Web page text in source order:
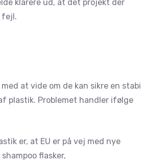
klarere ud, at det projekt der
fejl.
at vide om de kan sikre en stabil
plastik. Problemet handler ifølge
er, at EU er på vej med nye
flasker,